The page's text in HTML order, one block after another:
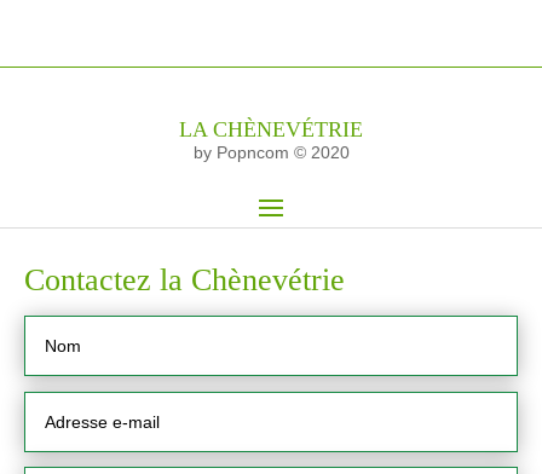
LA CHÈNEVÉTRIE
by Popncom © 2020
Contactez la Chènevétrie